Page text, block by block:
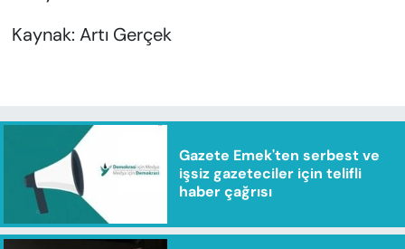
Kaynak: Artı Gerçek
Gazete Emek'ten serbest ve
işsiz gazeteciler için telifli
haber çağrısı